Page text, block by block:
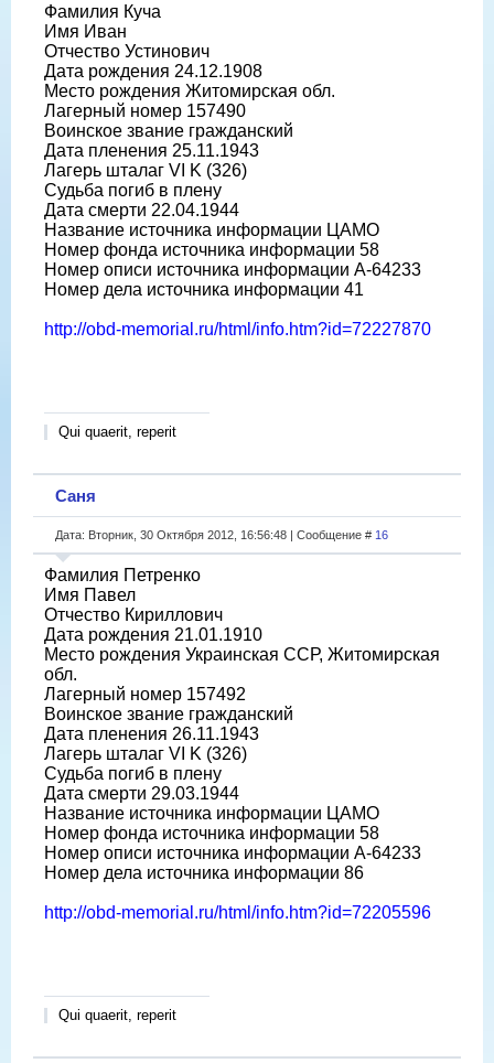
Фамилия Куча
Имя Иван
Отчество Устинович
Дата рождения 24.12.1908
Место рождения Житомирская обл.
Лагерный номер 157490
Воинское звание гражданский
Дата пленения 25.11.1943
Лагерь шталаг VI K (326)
Судьба погиб в плену
Дата смерти 22.04.1944
Название источника информации ЦАМО
Номер фонда источника информации 58
Номер описи источника информации A-64233
Номер дела источника информации 41
http://obd-memorial.ru/html/info.htm?id=72227870
Qui quaerit, reperit
Саня
Дата: Вторник, 30 Октября 2012, 16:56:48 | Сообщение # 16
Фамилия Петренко
Имя Павел
Отчество Кириллович
Дата рождения 21.01.1910
Место рождения Украинская ССР, Житомирская
обл.
Лагерный номер 157492
Воинское звание гражданский
Дата пленения 26.11.1943
Лагерь шталаг VI K (326)
Судьба погиб в плену
Дата смерти 29.03.1944
Название источника информации ЦАМО
Номер фонда источника информации 58
Номер описи источника информации A-64233
Номер дела источника информации 86
http://obd-memorial.ru/html/info.htm?id=72205596
Qui quaerit, reperit